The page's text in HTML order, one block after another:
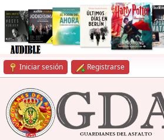
Iniciar sesión Registrarse